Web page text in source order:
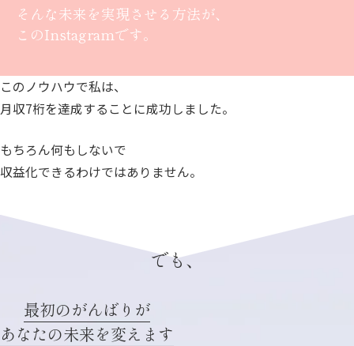
そんな未来を実現させる方法が、
このInstagramです。
このノウハウで私は、
月収7桁を達成することに成功しました。
もちろん何もしないで
収益化できるわけではありません。
でも、
最初のがんばりが
あなたの未来を変えます